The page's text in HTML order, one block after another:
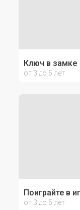
Ключ в замке
от 3 до 5 лет
Поиграйте в
от 3 до 5 лет